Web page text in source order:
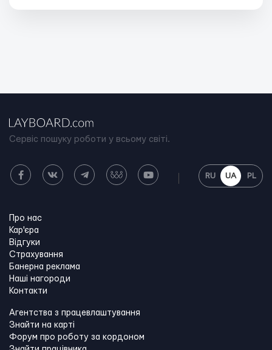
Сервіс пошуку роботи у всьому світі.
RU UA PL
Про нас
Кар'єра
Відгуки
Страхування
Банерна реклама
Наші нагороди
Контакти
Агентства з працевлаштування
Знайти на карті
Форум про роботу за кордоном